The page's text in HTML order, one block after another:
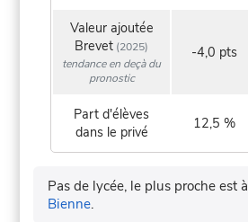
Valeur ajoutée
Brevet (2025)
tendance en deçà du
pronostic
-4,0 pts
Part d'élèves
dans le privé
12,5 %
Pas de lycée, le plus proche est à
Bienne.